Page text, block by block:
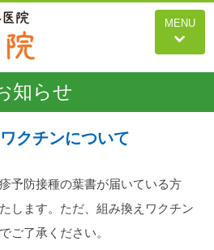
MENU
知らせ
クチンについて
予防接種の葉書が届いている方
します。ただ、組み換えワクチン
ご了承ください。